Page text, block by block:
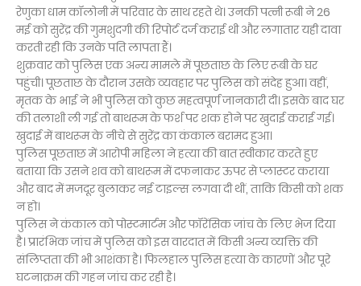
रेणुका धाम कॉलोनी में परिवार के साथ रहते थे। उनकी पत्नी रूबी ने 26
मई को सुरेंद्र की गुमशुदगी की रिपोर्ट दर्ज कराई थी और लगातार यही दावा
करती रही कि उनके पति लापता हैं।
शुक्रवार को पुलिस एक अन्य मामले में पूछताछ के लिए रूबी के घर
पहुंची। पूछताछ के दौरान उसके व्यवहार पर पुलिस को संदेह हुआ। वहीं,
मृतक के भाई ने भी पुलिस को कुछ महत्वपूर्ण जानकारी दी। इसके बाद घर
की तलाशी ली गई तो बाथरूम के फर्श पर शक होने पर खुदाई कराई गई।
खुदाई में बाथरूम के नीचे से सुरेंद्र का कंकाल बरामद हुआ।
पुलिस पूछताछ में आरोपी महिला ने हत्या की बात स्वीकार करते हुए
बताया कि उसने शव को बाथरूम में दफनाकर ऊपर से प्लास्टर कराया
और बाद में मजदूर बुलाकर नई टाइल्स लगवा दी थीं, ताकि किसी को शक
न हो।
पुलिस ने कंकाल को पोस्टमार्टम और फॉरेंसिक जांच के लिए भेज दिया
है। प्रारंभिक जांच में पुलिस को इस वारदात में किसी अन्य व्यक्ति की
संलिप्तता की भी आशंका है। फिलहाल पुलिस हत्या के कारणों और पूरे
घटनाक्रम की गहन जांच कर रही है।